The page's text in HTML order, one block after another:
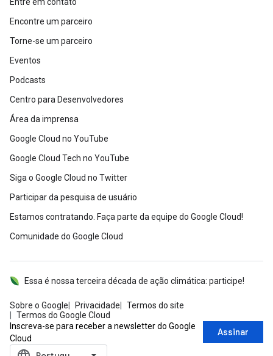
Encontre um parceiro
Torne-se um parceiro
Eventos
Podcasts
Centro para Desenvolvedores
Área da imprensa
Google Cloud no YouTube
Google Cloud Tech no YouTube
Siga o Google Cloud no Twitter
Participar da pesquisa de usuário
Estamos contratando. Faça parte da equipe do Google Cloud!
Comunidade do Google Cloud
Sobre o Google Privacidade
Termos do site
Termos do Google Cloud
Essa é nossa terceira década de ação climática: participe!
Inscreva-se para receber a newsletter do Google
Cloud
Assinar